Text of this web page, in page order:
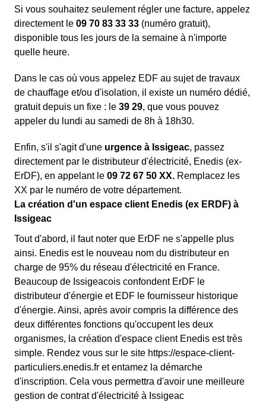
Si vous souhaitez seulement régler une facture, appelez
directement le 09 70 83 33 33 (numéro gratuit),
disponible tous les jours de la semaine à n'importe
quelle heure.
Dans le cas où vous appelez EDF au sujet de travaux
de chauffage et/ou d'isolation, il existe un numéro dédié,
gratuit depuis un fixe : le 39 29, que vous pouvez
appeler du lundi au samedi de 8h à 18h30.
Enfin, s'il s'agit d'une urgence à Issigeac, passez
directement par le distributeur d'électricité, Enedis (ex-
ErDF), en appelant le 09 72 67 50 XX. Remplacez les
XX par le numéro de votre département.
La création d'un espace client Enedis (ex ERDF) à
Issigeac
Tout d'abord, il faut noter que ErDF ne s'appelle plus
ainsi. Enedis est le nouveau nom du distributeur en
charge de 95% du réseau d'électricité en France.
Beaucoup de Issigeacois confondent ErDF le
distributeur d'énergie et EDF le fournisseur historique
d'énergie. Ainsi, après avoir compris la différence des
deux différentes fonctions qu'occupent les deux
organismes, la création d'espace client Enedis est très
simple. Rendez vous sur le site https://espace-client-
particuliers.enedis.fr et entamez la démarche
d'inscription. Cela vous permettra d'avoir une meilleure
gestion de contrat d'électricité à Issigeac